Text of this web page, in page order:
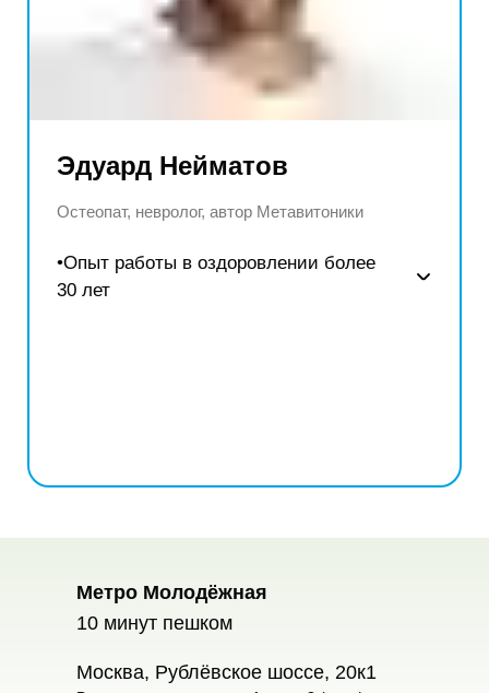
Эдуард Нейматов
Остеопат, невролог, автор Метавитоники
•Опыт работы в оздоровлении более
30 лет
Метро Молодёжная
10 минут пешком
Москва, Рублёвское шоссе, 20к1